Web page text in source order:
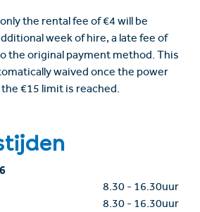
the rental fee of €4 will be
week of hire, a late fee of
the original payment method. This
waived once the power
€15 limit is reached.
8.30 - 16.30uur
8.30 - 16.30uur